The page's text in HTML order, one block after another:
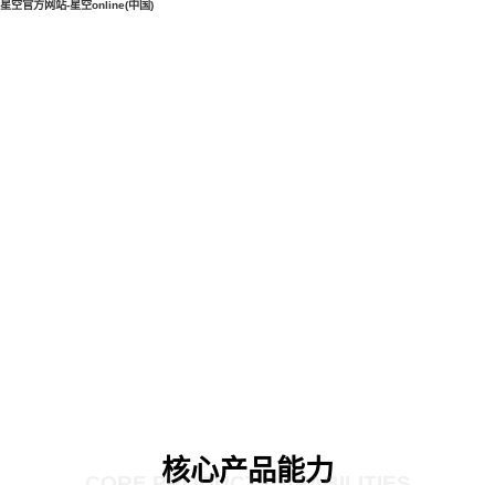
星空官方网站-星空online(中国)
核心产品能力